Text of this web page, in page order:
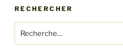
RECHERCHER
pour